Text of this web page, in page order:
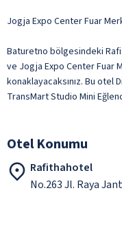
Jogja Expo Center Fuar
Baturetno bölgesindeki
ve Jogja Expo Center Fuar
konaklayacaksınız. Bu otel
TransMart Studio Mini
Otel Konumu
Rafithahotel
No.263 Jl. Raya